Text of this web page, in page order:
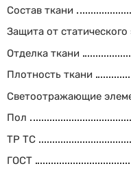
Состав ткани
Защита от статического
Отделка ткани
Плотность ткани
Светоотражающие
Пол
ТР ТС
ГОСТ